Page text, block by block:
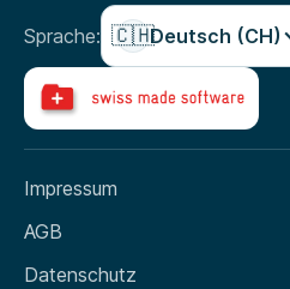
Sprache: 🇨🇭Deutsch (CH)
Impressum
AGB
Datenschutz